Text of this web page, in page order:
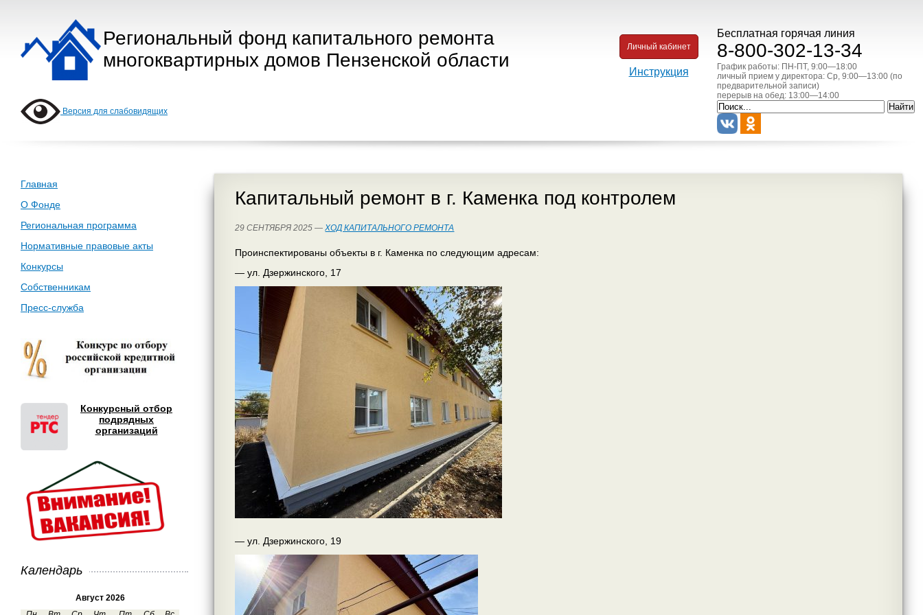
Региональный фонд капитального ремонта
многоквартирных домов Пензенской области
Бесплатная горячая линия
8-800-302-13-34
График работы: ПН-ПТ, 9:00—18:00
личный прием у директора: Ср, 9:00—13:00 (по
предварительной записи)
перерыв на обед: 13:00—14:00
Личный кабинет
Инструкция
Версия для слабовидящих
Главная
О Фонде
Региональная программа
Нормативные правовые акты
Конкурсы
Собственникам
Пресс-служба
Конкурсный отбор
подрядных
организаций
Календарь
Август 2026
Капитальный ремонт в г. Каменка под контролем
29 СЕНТЯБРЯ 2025 —ХОД КАПИТАЛЬНОГО РЕМОНТА
Проинспектированы объекты в г. Каменка по следующим адресам:
— ул. Дзержинского, 17
— ул. Дзержинского, 19